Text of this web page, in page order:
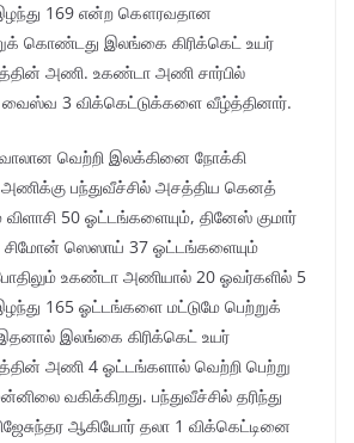
169 என்ற கௌரவதான
கொண்டது இலங்கை கிரிக்கெட் உயர்
அணி. உகண்டா அணி சார்பில்
வைஸ்வ 3 விக்கெட்டுக்களை வீழ்த்தினார்.
வெற்றி இலக்கினை நோக்கி
பந்துவீச்சில் அசத்திய கெனத்
50 ஓட்டங்களையும், தினேஸ் குமார்
சிமோன் ஸெஸாய் 37 ஓட்டங்களையும்
உகண்டா அணியால் 20 ஓவர்களில் 5
165 ஓட்டங்களை மட்டுமே பெற்றுக்
இலங்கை கிரிக்கெட் உயர்
அணி 4 ஓட்டங்களால் வெற்றி பெற்று
வகிக்கிறது. பந்துவீச்சில் தரிந்து
ஆகியோர் தலா 1 விக்கெட்டினை